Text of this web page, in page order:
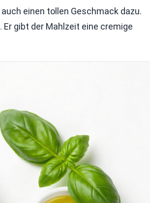
einen tollen Geschmack dazu.
gibt der Mahlzeit eine cremige